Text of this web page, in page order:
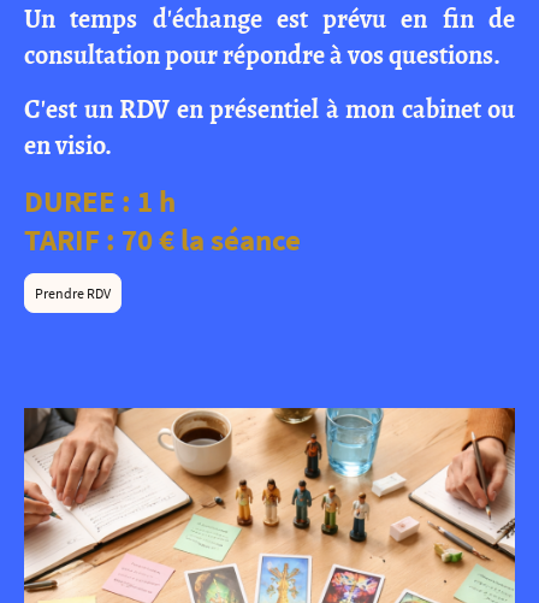
Un temps d'échange est prévu en fin de
consultation pour répondre à vos questions.
C'est un RDV en présentiel à mon cabinet ou
en visio.
DUREE : 1 h
TARIF : 70 € la séance
Prendre RDV